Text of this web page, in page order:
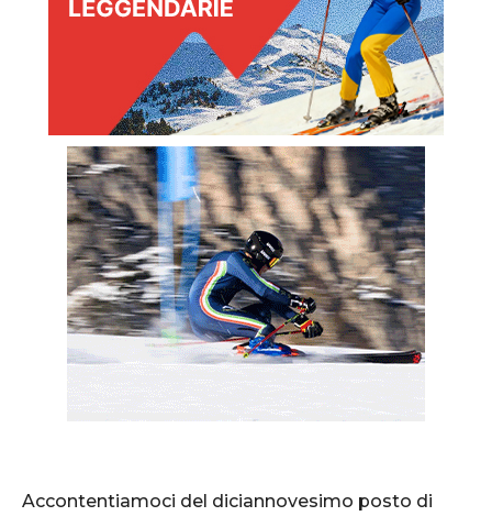
Accontentiamoci del diciannovesimo posto di